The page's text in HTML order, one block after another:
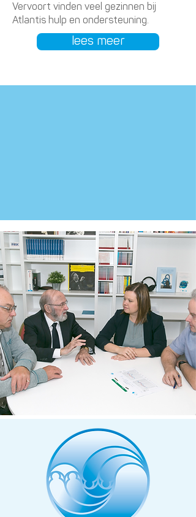
Vervoort vinden veel gezinnen bij
Atlantis hulp en ondersteuning.
lees meer